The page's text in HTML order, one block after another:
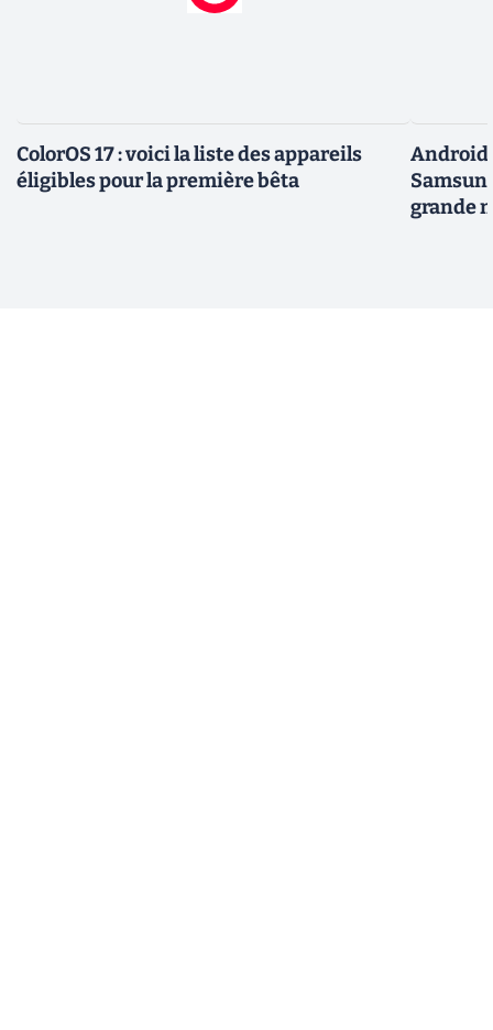
ColorOS 17 : voici la liste des appareils
éligibles pour la première bêta
Android
grande